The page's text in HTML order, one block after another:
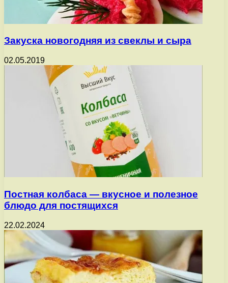
Закуска новогодняя из свеклы и сыра
02.05.2019
Постная колбаса — вкусное и полезное
блюдо для постящихся
22.02.2024